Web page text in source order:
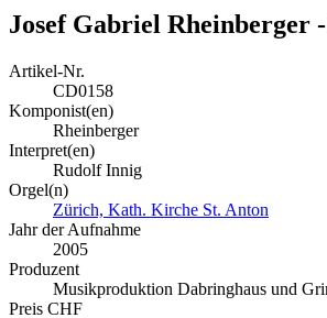
Josef Gabriel Rheinberger
Artikel-Nr.
CD0158
Komponist(en)
Rheinberger
Interpret(en)
Rudolf Innig
Orgel(n)
Zürich, Kath. Kirche St. Anton
Jahr der Aufnahme
2005
Produzent
Musikproduktion Dabringhaus und
Preis CHF